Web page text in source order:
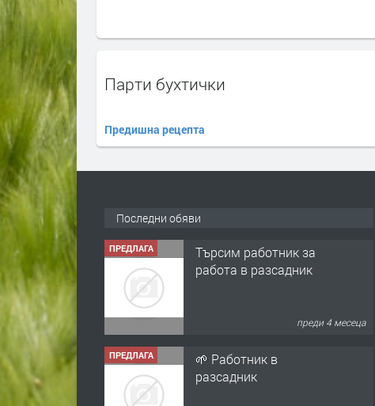
Парти бухтички
Предишна рецепта
Последни обяви
Търсим работник за
ПРЕДЛАГА
🌱 Работник в
разсадник
преди 4 месеца
ПРЕДЛАГА Търсим работничка